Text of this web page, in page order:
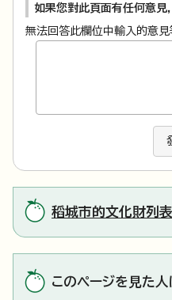
如果您對此頁面有任何意見
無法回答此欄位中輸入的意見
稻城市的文化財列表
このページを見た